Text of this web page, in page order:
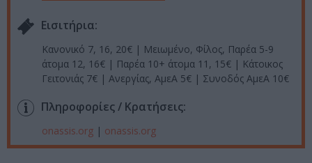
Eισιτήρια:
Κανονικό 7, 16, 20€ | Μειωμένο, Φίλος, Παρέα 5-9
άτομα 12, 16€ | Παρέα 10+ άτομα 11, 15€ | Κάτοικος
Γειτονιάς 7€ | Ανεργίας, ΑμεΑ 5€ | Συνοδός ΑμεΑ 10€
Πληροφορίες / Κρατήσεις:
onassis.org | onassis.org